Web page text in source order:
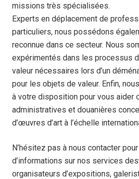
missions très spécialisées.
Experts en déplacement de
particuliers, nous possédons
reconnue dans ce secteur. Nous
expérimentés dans les processus
valeur nécessaires lors d’un
pour les objets de valeur. Enfin,
à votre disposition pour vous aider
administratives et douanières
d’œuvres d’art à l’échelle
N’hésitez pas à nous contacter
d’informations sur nos services
organisateurs d’expositions,